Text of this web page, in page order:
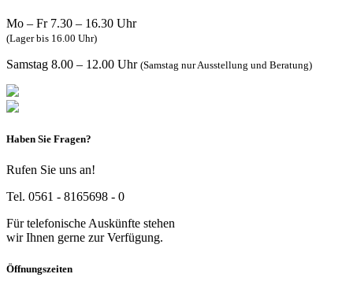
Mo – Fr 7.30 – 16.30 Uhr
(Lager bis 16.00 Uhr)
Samstag 8.00 – 12.00 Uhr (Samstag nur Ausstellung und Beratung)
Haben Sie Fragen?
Rufen Sie uns an!
Tel. 0561 - 8165698 - 0
Für telefonische Auskünfte stehen
wir Ihnen gerne zur Verfügung.
Öffnungszeiten